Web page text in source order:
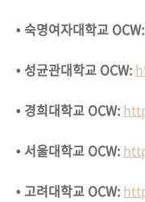
• 숙명여자대학교 OCW:
• 성균관대학교 OCW:
• 경희대학교 OCW:
• 서울대학교 OCW:
• 고려대학교 OCW: